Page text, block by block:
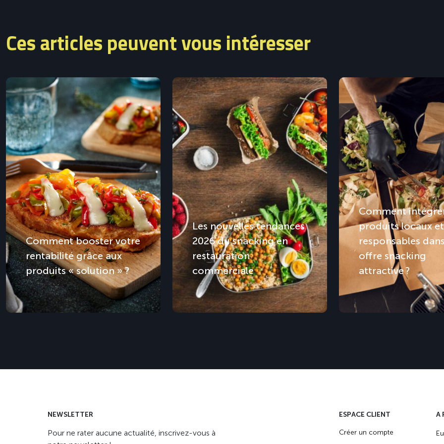
Ces articles peuvent vous intéresser
Comment booster votre
rentabilité grâce aux
produits « solution » ?
Les nouvelles tendances
2026 du snacking en
restauration
commerciale
Comment
produits locaux et
responsables
offre snacking
attractive ?
NEWSLETTER
Pour ne rater aucune actualité, inscrivez-vous à
ESPACE CLIENT
Créer un compte
A